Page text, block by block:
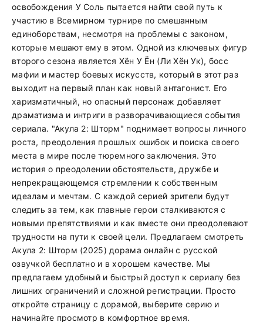
освобождения У Соль пытается найти свой путь к
участию в Всемирном турнире по смешанным
единоборствам, несмотря на проблемы с законом,
которые мешают ему в этом. Одной из ключевых фигур
второго сезона является Хён У Ён (Ли Хён Ук), босс
мафии и мастер боевых искусств, который в этот раз
выходит на первый план как новый антагонист. Его
харизматичный, но опасный персонаж добавляет
драматизма и интриги в разворачивающиеся события
сериала. "Акула 2: Шторм" поднимает вопросы личного
роста, преодоления прошлых ошибок и поиска своего
места в мире после тюремного заключения. Это
история о преодолении обстоятельств, дружбе и
непрекращающемся стремлении к собственным
идеалам и мечтам. С каждой серией зрители будут
следить за тем, как главные герои сталкиваются с
новыми препятствиями и как вместе они преодолевают
трудности на пути к своей цели. Предлагаем смотреть
Акула 2: Шторм (2025) дорама онлайн с русской
озвучкой бесплатно и в хорошем качестве. Мы
предлагаем удобный и быстрый доступ к сериалу без
лишних ограничений и сложной регистрации. Просто
откройте страницу с дорамой, выберите серию и
начинайте просмотр в комфортное время.